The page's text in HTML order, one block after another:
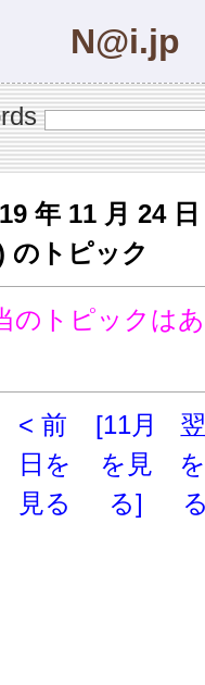
N@i.jp
年 11 月 24
のトピック
のトピックは
< 前
日を
見る
[11月
を見
る]